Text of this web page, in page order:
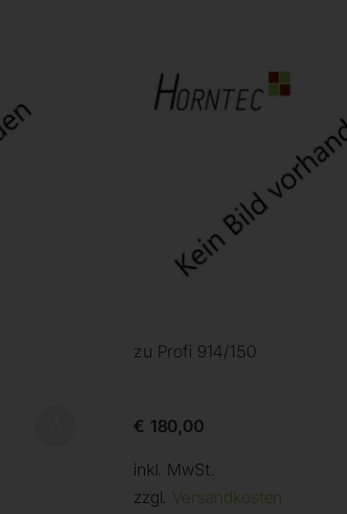
zu Profi 914/150
€ 180,00
inkl. MwSt.
zzgl. Versandkosten